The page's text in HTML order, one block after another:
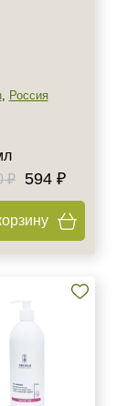
, Россия
₽ 594 ₽